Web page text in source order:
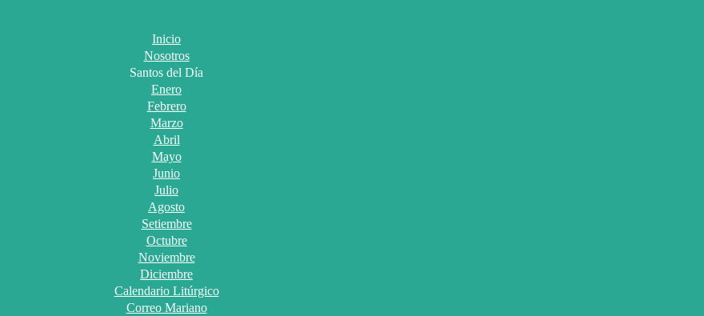
Inicio
Nosotros
Santos del Día
Enero
Febrero
Marzo
Abril
Mayo
Junio
Julio
Agosto
Setiembre
Octubre
Noviembre
Diciembre
Calendario Litúrgico
Correo Mariano